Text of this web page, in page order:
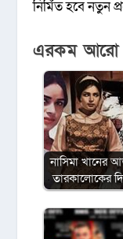
নির্মিত হবে নতুন
এরকম
নাসিমা খানের
তারকালোকের